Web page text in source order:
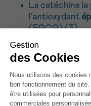
La catéchine
l’antioxydant
(EGCG) (3)
Le thé noir
catéchines
La
donné dépend :